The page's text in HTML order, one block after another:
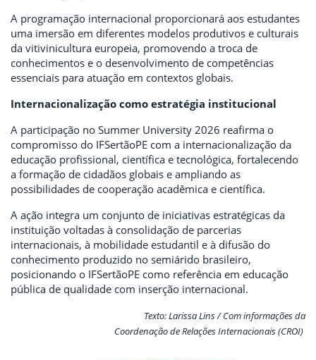
A programação internacional proporcionará aos estudantes
uma imersão em diferentes modelos produtivos e culturais
da vitivinicultura europeia, promovendo a troca de
conhecimentos e o desenvolvimento de competências
essenciais para atuação em contextos globais.
Internacionalização como estratégia institucional
A participação no Summer University 2026 reafirma o
compromisso do IFSertãoPE com a internacionalização da
educação profissional, científica e tecnológica, fortalecendo
a formação de cidadãos globais e ampliando as
possibilidades de cooperação acadêmica e científica.
A ação integra um conjunto de iniciativas estratégicas da
instituição voltadas à consolidação de parcerias
internacionais, à mobilidade estudantil e à difusão do
conhecimento produzido no semiárido brasileiro,
posicionando o IFSertãoPE como referência em educação
pública de qualidade com inserção internacional.
Texto: Larissa Lins / Com informações da
Coordenação de Relações Internacionais (CROI)